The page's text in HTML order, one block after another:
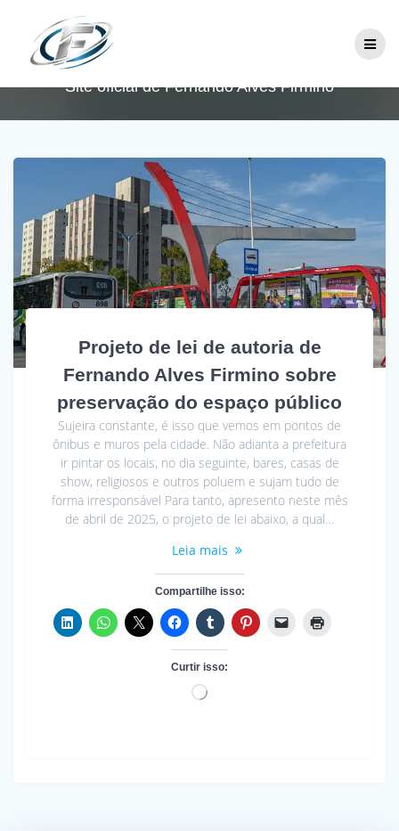
Mês: abril 2025
Site oficial de Fernando Alves Firmino
Projeto de lei de autoria de
Fernando Alves Firmino sobre
preservação do espaço público
Sujeira constante, é isso que vemos em pontos de
ônibus e muros pela cidade. Não adianta a prefeitura
ir pintar os locais, no dia seguinte, bares, casas de
show, religiosos e outros poluem e sujam tudo de
forma irresponsável Para tanto, apresento neste mês
de abril de 2025, o projeto de lei abaixo, a qual…
Leia mais
Compartilhe isso:
Curtir isso:
Carregando...